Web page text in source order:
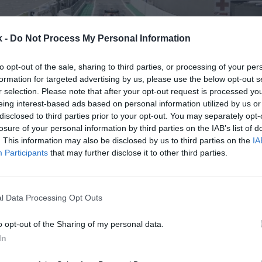
- Do Not Process My Personal Information
opt-out of the sale, sharing to third parties, or processing of your
for targeted advertising by us, please use the below opt-out
selection. Please note that after your opt-out request is processed
interest-based ads based on personal information utilized by us
to third parties prior to your opt-out. You may separately
of your personal information by third parties on the IAB’s list of
This information may also be disclosed by us to third parties on the
Participants that may further disclose it to other third parties.
Data Processing Opt Outs
opt-out of the Sharing of my personal data.
6 de agosto de 2021
Guardar Me gusta
los números rojos definitivamente. La
de 71 millones de dólares(60 millones de euros),
millones de dólares del primer semestre de 2020.
había suspendido y los ingresos se redujeron al